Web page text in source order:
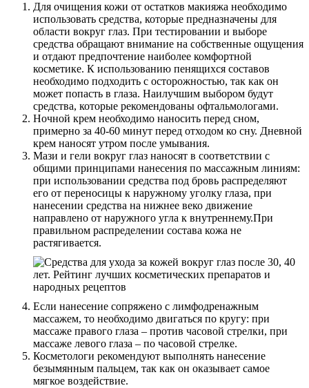
Для очищения кожи от остатков макияжа необходимо
использовать средства, которые предназначены для
области вокруг глаз. При тестировании и выборе
средства обращают внимание на собственные ощущения
и отдают предпочтение наиболее комфортной
косметике. К использованию пенящихся составов
необходимо подходить с осторожностью, так как он
может попасть в глаза. Наилучшим выбором будут
средства, которые рекомендованы офтальмологами.
Ночной крем необходимо наносить перед сном,
примерно за 40-60 минут перед отходом ко сну. Дневной
крем наносят утром после умывания.
Мази и гели вокруг глаз наносят в соответствии с
общими принципами нанесения по массажным линиям:
при использовании средства под бровь распределяют
его от переносицы к наружному уголку глаза, при
нанесении средства на нижнее веко движение
направлено от наружного угла к внутреннему.При
правильном распределении состава кожа не
растягивается.
Если нанесение сопряжено с лимфодренажным
массажем, то необходимо двигаться по кругу: при
массаже правого глаза – против часовой стрелки, при
массаже левого глаза – по часовой стрелке.
Косметологи рекомендуют выполнять нанесение
безымянным пальцем, так как он оказывает самое
мягкое воздействие.